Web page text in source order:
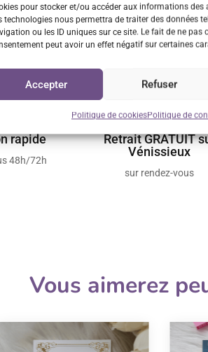
pour stocker et/ou accéder aux informations des
technologies nous permettra de traiter des données
ou les ID uniques sur ce site. Le fait de ne pas
peut avoir un effet négatif sur certaines
Accepter Refuser
Politique de cookiesPolitique de
le navigateur pour mon prochain
rapide
48h/72h
Retrait GRATUIT
Vénissieux
sur rendez-vous
Vous aimerez